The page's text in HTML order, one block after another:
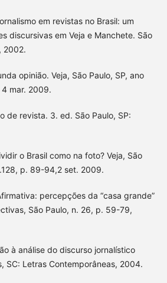
em revistas no Brasil: um
discursivas em Veja e Manchete. São
2002.
opinião. Veja, São Paulo, SP, ano
mar. 2009.
de revista. 3. ed. São Paulo, SP:
o Brasil como na foto? Veja, São
p. 89-94,2 set. 2009.
percepções da “casa grande”
São Paulo, n. 26, p. 59-79,
à análise do discurso jornalístico
SC: Letras Contemporâneas, 2004.